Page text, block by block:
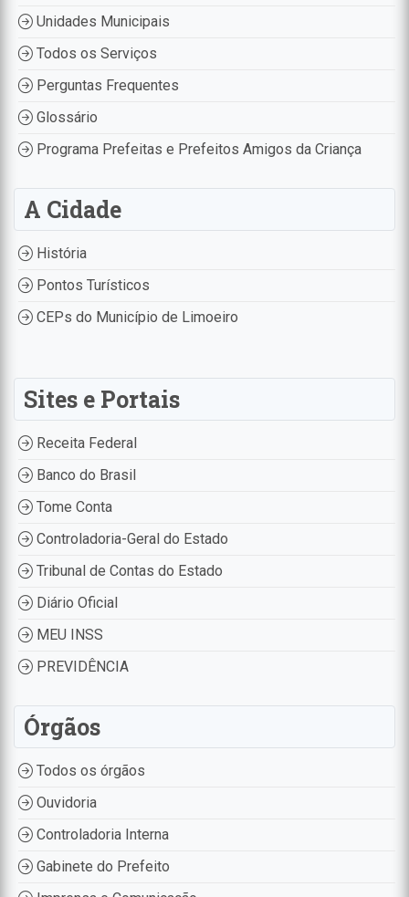
Unidades Municipais
Todos os Serviços
Perguntas Frequentes
Glossário
Programa Prefeitas e Prefeitos Amigos da Criança
A Cidade
História
Pontos Turísticos
CEPs do Município de Limoeiro
Sites e Portais
Receita Federal
Banco do Brasil
Tome Conta
Controladoria-Geral do Estado
Tribunal de Contas do Estado
Diário Oficial
MEU INSS
PREVIDÊNCIA
Órgãos
Todos os órgãos
Ouvidoria
Controladoria Interna
Gabinete do Prefeito